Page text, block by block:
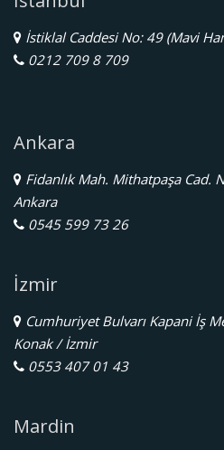
İstiklal Caddesi No: 49 (Mavi
0212 709 8 709
Ankara
Fidanlık Mah. Mithatpaşa Cad.
Ankara
0545 599 73 26
İzmir
Cumhuriyet Bulvarı Kapani İş
Konak / İzmir
0553 407 01 43
Mardin